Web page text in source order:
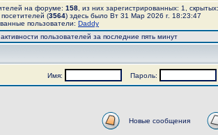
на форуме: 158 , из них зарегистрированных: 1,
(3564) здесь было Вт 31 Мар 2026 г. 18:23:47
пользователи: Daddy
пользователей за последние пять минут
Имя: Пароль:
Новые сообщения